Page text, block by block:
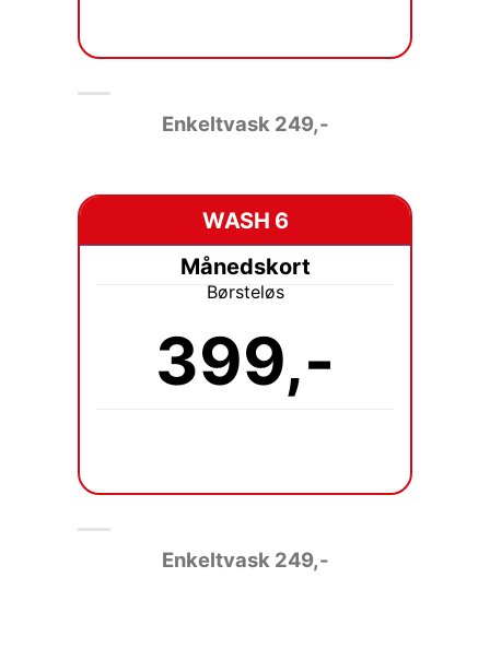
Enkeltvask 249,-
WASH 6
Månedskort
Børsteløs
399,-
Enkeltvask 249,-